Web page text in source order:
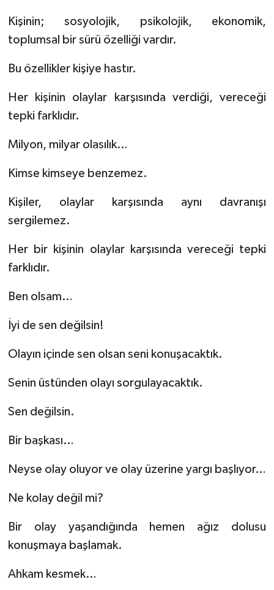
Kişinin; sosyolojik, psikolojik, ekonomik,
toplumsal bir sürü özelliği vardır.
Bu özellikler kişiye hastır.
Her kişinin olaylar karşısında verdiği, vereceği
tepki farklıdır.
Milyon, milyar olasılık…
Kimse kimseye benzemez.
Kişiler, olaylar karşısında aynı davranışı
sergilemez.
Her bir kişinin olaylar karşısında vereceği tepki
farklıdır.
Ben olsam…
İyi de sen değilsin!
Olayın içinde sen olsan seni konuşacaktık.
Senin üstünden olayı sorgulayacaktık.
Sen değilsin.
Bir başkası…
Neyse olay oluyor ve olay üzerine yargı başlıyor…
Ne kolay değil mi?
Bir olay yaşandığında hemen ağız dolusu
konuşmaya başlamak.
Ahkam kesmek…